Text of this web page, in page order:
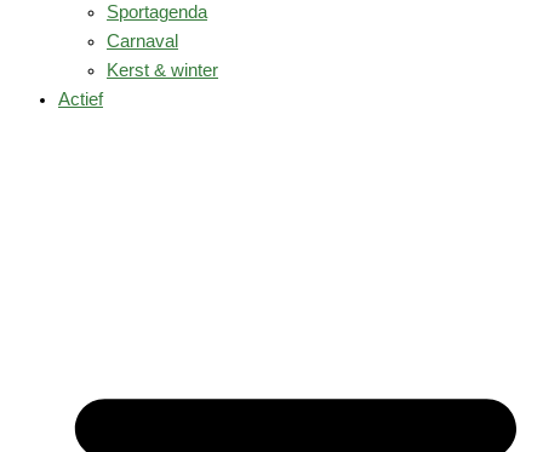
Sportagenda
Carnaval
Kerst & winter
Actief